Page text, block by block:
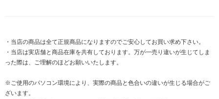
・当店の商品は全て正規商品になりますのでご安心してお買い求め下さい。
・当店は実店舗と商品在庫を共有しております。万が一売り違いが生じてしま
った際は、ご理解のほどお願いいたします。
※ご使用のパソコン環境により、実際の商品と色合いの違いが生じる場合がご
ざいます。